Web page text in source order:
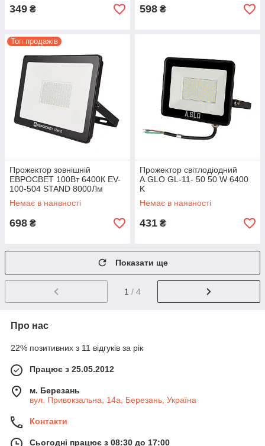
349 ₴ 598 ₴
Топ продажів
Прожектор зовнішній
ЕВРОСВЕТ 100Вт 6400К EV-
100-504 STAND 8000Лм
Немає в наявності
698 ₴
Прожектор світлодіодний
A.GLO GL-11- 50 50 W 6400
K
Немає в наявності
431 ₴
Показати ще
1 / 4
Про нас
22% позитивних з 11 відгуків за рік
Працює з 25.05.2012
м. Березань
вул. Привокзальна, 14а, Березань, Україна
Контакти
Сьогодні працює з 08:30 до 17:00